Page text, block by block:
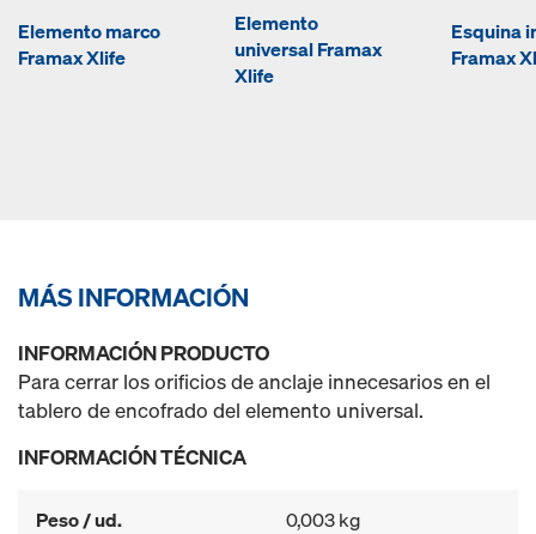
Elemento marco
Framax Xlife
Elemento
universal Framax
Xlife
Esquina
Framax
MÁS INFORMACIÓN
INFORMACIÓN PRODUCTO
Para cerrar los orificios de anclaje innecesarios en el
tablero de encofrado del elemento universal.
INFORMACIÓN TÉCNICA
Peso / ud. 0,003 kg